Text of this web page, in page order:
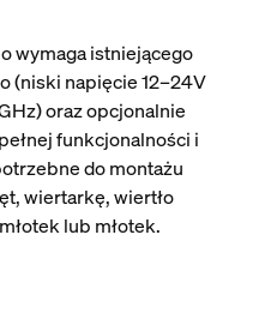
wymaga istniejącego
(niski napięcie 12–24V
oraz opcjonalnie
funkcjonalności i
do montażu
wiertarkę, wiertło
lub młotek.